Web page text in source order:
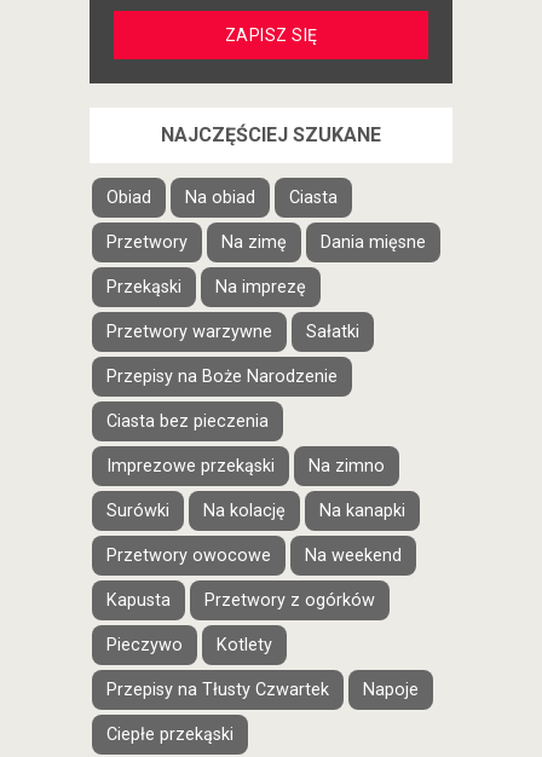
NAJCZĘŚCIEJ SZUKANE
Obiad Na obiad Ciasta
Przetwory Na zimę Dania mięsne
Przekąski Na imprezę
Przetwory warzywne Sałatki
Przepisy na Boże Narodzenie
Ciasta bez pieczenia
Imprezowe przekąski Na zimno
Surówki Na kolację Na kanapki
Przetwory owocowe Na weekend
Kapusta Przetwory z ogórków
Pieczywo Kotlety
Przepisy na Tłusty Czwartek Napoje
Ciepłe przekąski